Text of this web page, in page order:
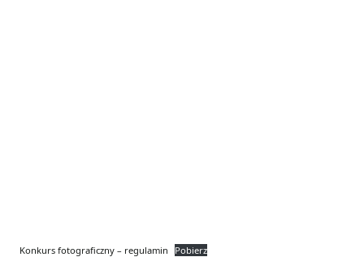
Konkurs fotograficzny – regulamin Pobierz